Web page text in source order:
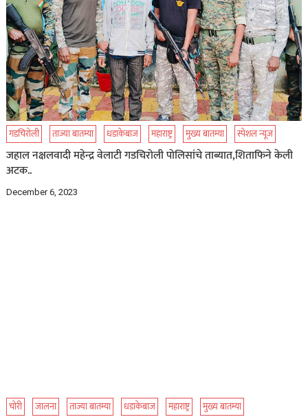
गडचिरोली ताज्या बातम्या धडाकेबाज महाराष्ट्र मुख्य बातम्या स्पेशल न्यूज
जहाल नक्षलवादी महेन्द्र वेलाटी गडचिरोली पोलिसांचे ताब्यात,शिताफिने केली
अटक..
December 6, 2023
चोरी जालना ताज्या बातम्या धडाकेबाज महाराष्ट्र मुख्य बातम्या